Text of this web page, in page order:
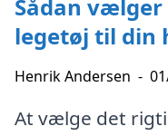
Sådan
legetøj til din
Henrik Andersen -
At vælge det